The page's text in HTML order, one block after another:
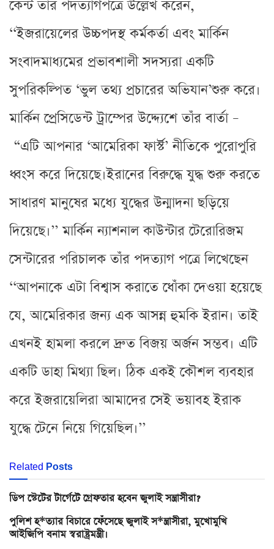
কেন্ট তার পদত্যাগপত্রে উল্লেখ করেন,
‘‘ইজরায়েলের উচ্চপদস্থ কর্মকর্তা এবং মার্কিন
সংবাদমাধ্যমের প্রভাবশালী সদস্যরা একটি
সুপরিকল্পিত ‘ভুল তথ্য প্রচারের অভিযান’শুরু করে।
মার্কিন প্রেসিডেন্ট ট্রাম্পের উদ্দ্যেশে তাঁর বার্তা –
“এটি আপনার ‘আমেরিকা ফার্স্ট’ নীতিকে পুরোপুরি
ধ্বংস করে দিয়েছে।ইরানের বিরুদ্ধে যুদ্ধ শুরু করতে
সাধারণ মানুষের মধ্যে যুদ্ধের উন্মাদনা ছড়িয়ে
দিয়েছে।’’ মার্কিন ন্যাশনাল কাউন্টার টেরোরিজম
সেন্টারের পরিচালক তাঁর পদত্যাগ পত্রে লিখেছেন
‘‘আপনাকে এটা বিশ্বাস করাতে ধোঁকা দেওয়া হয়েছে
যে, আমেরিকার জন্য এক আসন্ন হুমকি ইরান। তাই
এখনই হামলা করলে দ্রুত বিজয় অর্জন সম্ভব। এটি
একটি ডাহা মিথ্যা ছিল। ঠিক একই কৌশল ব্যবহার
করে ইজরায়েলিরা আমাদের সেই ভয়াবহ ইরাক
যুদ্ধে টেনে নিয়ে গিয়েছিল।’’
Related Posts
ডিপ স্টেটের টার্গেটে গ্রেফতার হবেন জুলাই সন্ত্রাসীরা?
পুলিশ হ*ত্যার বিচারে ফেঁসেছে জুলাই স*ন্ত্রাসীরা, মুখোমুখি
আইজিপি বনাম স্বরাষ্ট্রমন্ত্রী।